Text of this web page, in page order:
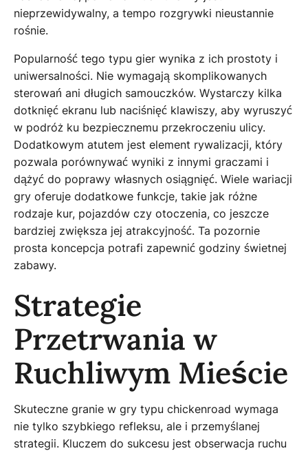
nieprzewidywalny, a tempo rozgrywki nieustannie
rośnie.
Popularność tego typu gier wynika z ich prostoty i
uniwersalności. Nie wymagają skomplikowanych
sterowań ani długich samouczków. Wystarczy kilka
dotknięć ekranu lub naciśnięć klawiszy, aby wyruszyć
w podróż ku bezpiecznemu przekroczeniu ulicy.
Dodatkowym atutem jest element rywalizacji, który
pozwala porównywać wyniki z innymi graczami i
dążyć do poprawy własnych osiągnięć. Wiele wariacji
gry oferuje dodatkowe funkcje, takie jak różne
rodzaje kur, pojazdów czy otoczenia, co jeszcze
bardziej zwiększa jej atrakcyjność. Ta pozornie
prosta koncepcja potrafi zapewnić godziny świetnej
zabawy.
Strategie
Przetrwania w
Ruchliwym Mieście
Skuteczne granie w gry typu chickenroad wymaga
nie tylko szybkiego refleksu, ale i przemyślanej
strategii. Kluczem do sukcesu jest obserwacja ruchu